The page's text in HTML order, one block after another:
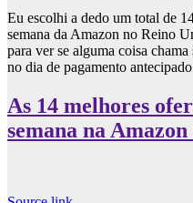
Eu escolhi a dedo um total de
semana da Amazon no Reino
para ver se alguma coisa
no dia de pagamento
As 14 melhores
semana na